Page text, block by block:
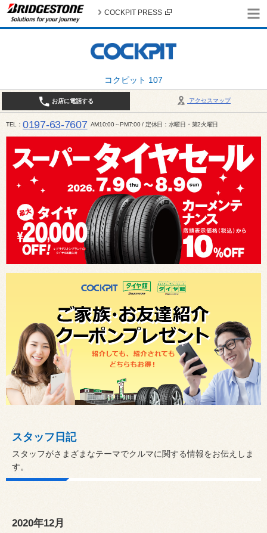
コクピット 107
COCKPIT PRESS
アクセスマップ
お店に電話する
TEL 0197-63-7607 AM10:00～PM7:00 / 定休日：水曜日・第2火曜日
スタッフ日記
スタッフがさまざまなテーマでクルマに関する情報をお伝えしま
す。
2020年12月